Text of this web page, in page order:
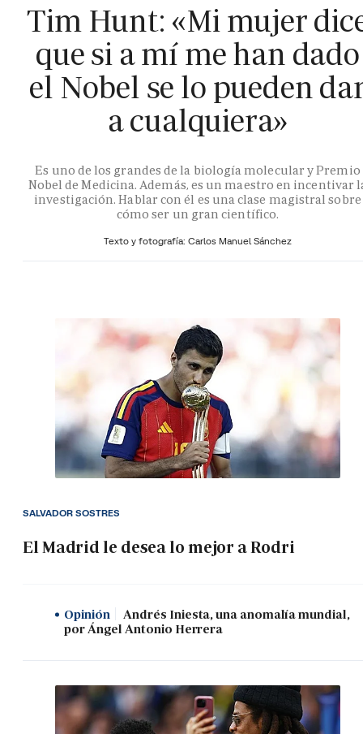
Tim Hunt: «Mi mujer
que si a mí me han dado
el Nobel se lo pueden
a cualquiera»
Es uno de los grandes de la biología molecular y Premio
Nobel de Medicina. Además, es un maestro en incentivar
investigación. Hablar con él es una clase magistral sobre
cómo ser un gran científico.
Texto y fotografía: Carlos Manuel Sánchez
El Madrid le desea lo mejor a Rodri
SALVADOR SOSTRES
Opinión
Andrés Iniesta, una anomalía mundial,
por Ángel Antonio Herrera